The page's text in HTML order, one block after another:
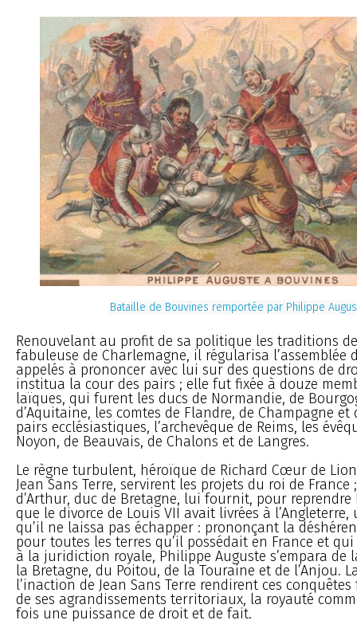
Bataille de Bouvines remportée par Philippe
Renouvelant au profit de sa politique les traditions
fabuleuse de Charlemagne, il régularisa l’assemblée
appelés à prononcer avec lui sur des questions de
institua la cour des pairs ; elle fut fixée à douze
laïques, qui furent les ducs de Normandie, de
d’Aquitaine, les comtes de Flandre, de Champagne et
pairs ecclésiastiques, l’archevêque de Reims, les
Noyon, de Beauvais, de Chalons et de Langres.
Le règne turbulent, héroïque de Richard Cœur de
Jean Sans Terre, servirent les projets du roi de France
d’Arthur, duc de Bretagne, lui fournit, pour reprendre
que le divorce de Louis VII avait livrées à l’Angleterre,
qu’il ne laissa pas échapper : prononçant la
pour toutes les terres qu’il possédait en France et
à la juridiction royale, Philippe Auguste s’empara de
la Bretagne, du Poitou, de la Touraine et de l’Anjou.
l’inaction de Jean Sans Terre rendirent ces
de ses agrandissements territoriaux, la royauté
fois une puissance de droit et de fait.